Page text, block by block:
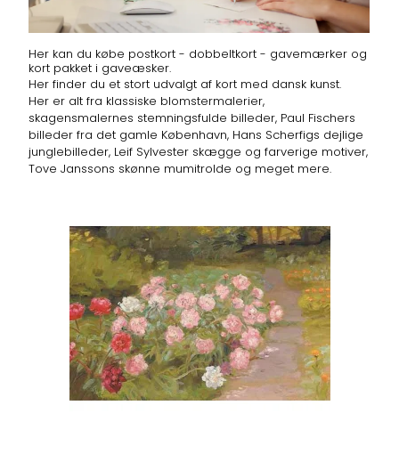
Her kan du købe postkort - dobbeltkort - gavemærker og
kort pakket i gaveæsker.
Her finder du et stort udvalgt af kort med dansk kunst.
Her er alt fra klassiske blomstermalerier,
skagensmalernes stemningsfulde billeder, Paul Fischers
billeder fra det gamle København, Hans Scherfigs dejlige
junglebilleder, Leif Sylvester skægge og farverige motiver,
Tove Janssons skønne mumitrolde og meget mere.